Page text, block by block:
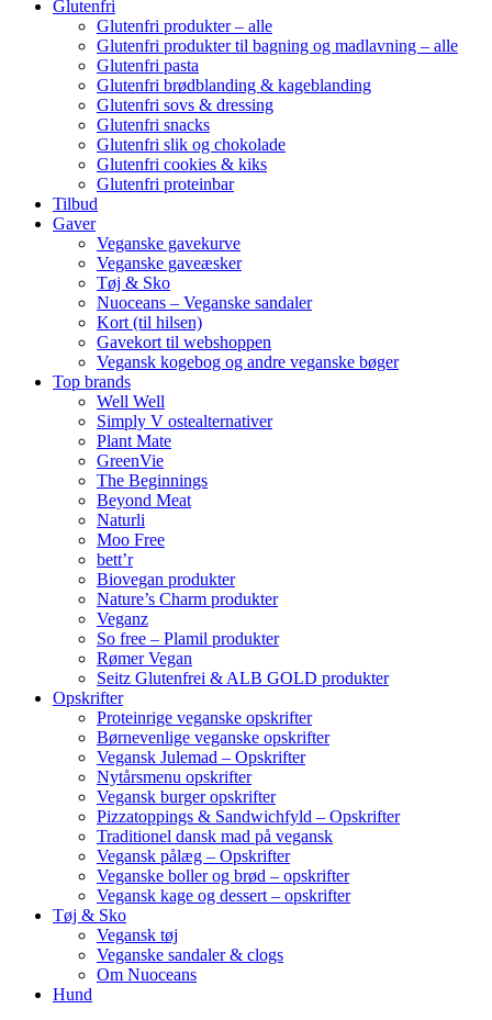
Glutenfri
Glutenfri produkter – alle
Glutenfri produkter til bagning og madlavning – alle
Glutenfri pasta
Glutenfri brødblanding & kageblanding
Glutenfri sovs & dressing
Glutenfri snacks
Glutenfri slik og chokolade
Glutenfri cookies & kiks
Glutenfri proteinbar
Tilbud
Gaver
Veganske gavekurve
Veganske gaveæsker
Tøj & Sko
Nuoceans – Veganske sandaler
Kort (til hilsen)
Gavekort til webshoppen
Vegansk kogebog og andre veganske bøger
Top brands
Well Well
Simply V ostealternativer
Plant Mate
GreenVie
The Beginnings
Beyond Meat
Naturli
Moo Free
bett’r
Biovegan produkter
Nature’s Charm produkter
Veganz
So free – Plamil produkter
Rømer Vegan
Seitz Glutenfrei & ALB GOLD produkter
Opskrifter
Proteinrige veganske opskrifter
Børnevenlige veganske opskrifter
Vegansk Julemad – Opskrifter
Nytårsmenu opskrifter
Vegansk burger opskrifter
Pizzatoppings & Sandwichfyld – Opskrifter
Traditionel dansk mad på vegansk
Vegansk pålæg – Opskrifter
Veganske boller og brød – opskrifter
Vegansk kage og dessert – opskrifter
Tøj & Sko
Vegansk tøj
Veganske sandaler & clogs
Om Nuoceans
Hund